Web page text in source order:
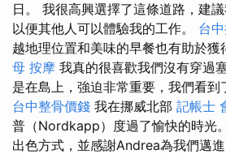
日。 我很高興選擇了這條道路，建
以便其他人可以體驗我的工作。 台
越地理位置和美味的早餐也有助於獲
母 按摩 我真的很喜歡我們沒有穿過
是在島上，強迫非常重要，我們看到
台中整骨價錢 我在挪威北部 記帳士
普（Nordkapp）度過了愉快的時光。
出色方式，並感謝Andrea為我們邁進